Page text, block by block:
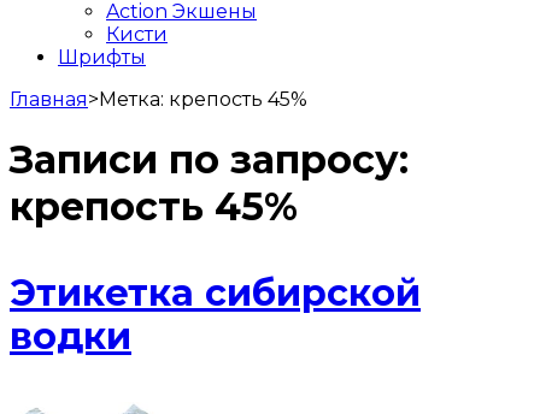
Action Экшены
Кисти
Шрифты
Главная>Метка: крепость 45%
Записи по запросу:
крепость 45%
Этикетка сибирской
водки